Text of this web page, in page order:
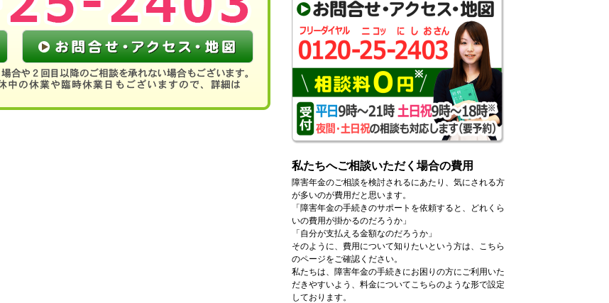
私たちへご相談いただく場合の費用
障害年金のご相談を検討されるにあたり、気にされる方
が多いのが費用だと思います。
「障害年金の手続きのサポートを依頼すると、どれくら
いの費用が掛かるのだろうか」
「自分が支払える金額なのだろうか」
そのように、費用について知りたいという方は、こちら
のページをご確認ください。
私たちは、障害年金の手続きにお困りの方にご利用いた
だきやすいよう、料金についてこちらのような形で設定
しております。